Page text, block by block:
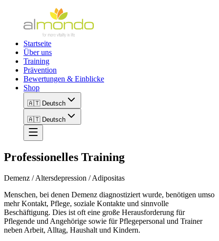
Startseite
Über uns
Training
Prävention
Bewertungen & Einblicke
Shop
🇦🇹 Deutsch
🇦🇹 Deutsch
Professionelles Training
Demenz / Altersdepression / Adipositas
Menschen, bei denen Demenz diagnostiziert wurde, benötigen umso
mehr Kontakt, Pflege, soziale Kontakte und sinnvolle
Beschäftigung. Dies ist oft eine große Herausforderung für
Pflegende und Angehörige sowie für Pflegepersonal und Trainer
neben Arbeit, Alltag, Haushalt und Kindern.